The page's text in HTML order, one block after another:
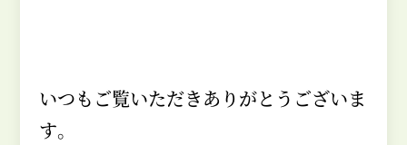
いつもご覧いただきありがとうございま
す。